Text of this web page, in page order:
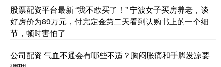
股票配资平台最新 “我不敢买了！” 宁波女子买房养老，谈
好房价为89万元，付完定金第二天看到认购书上的一个细
节，顿时害怕了
公司配资 气血不通会有哪些不适？胸闷胀痛和手脚发凉要